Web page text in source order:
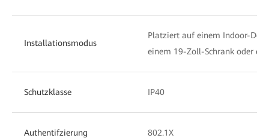
Installationsmodus
Platziert auf einem Indoor-
einem 19-Zoll-Schrank oder
Schutzklasse IP40
Authentifzierung 802.1X